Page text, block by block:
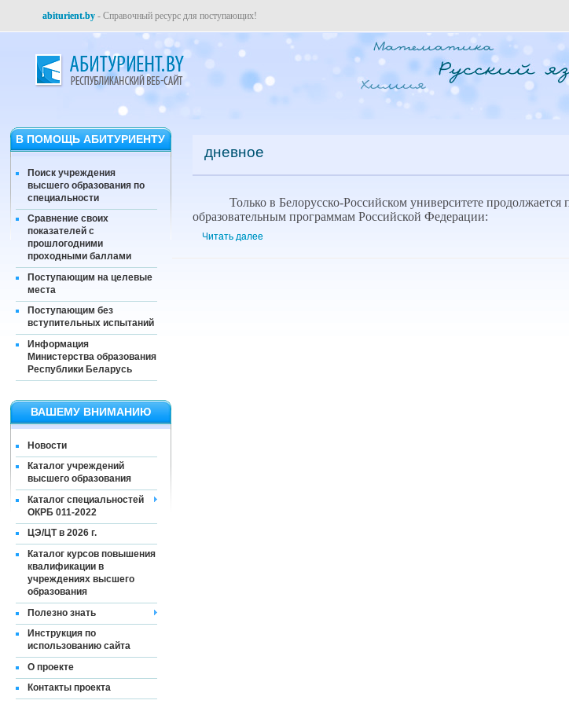
abiturient.by - Справочный ресурс для поступающих!
В ПОМОЩЬ АБИТУРИЕНТУ
Поиск учреждения
высшего образования по
специальности
Сравнение своих
показателей с
прошлогодними
проходными баллами
Поступающим на целевые
места
Поступающим без
вступительных испытаний
Информация
Министерства образования
Республики Беларусь
ВАШЕМУ ВНИМАНИЮ
Новости
Каталог учреждений
высшего образования
Каталог специальностей
ОКРБ 011-2022
ЦЭ/ЦТ в 2026 г.
Каталог курсов повышения
квалификации в
учреждениях высшего
образования
Полезно знать
Инструкция по
использованию сайта
О проекте
Контакты проекта
дневное
Только в Белорусско-Российском университете
образовательным программам Российской Федерации:
Читать далее